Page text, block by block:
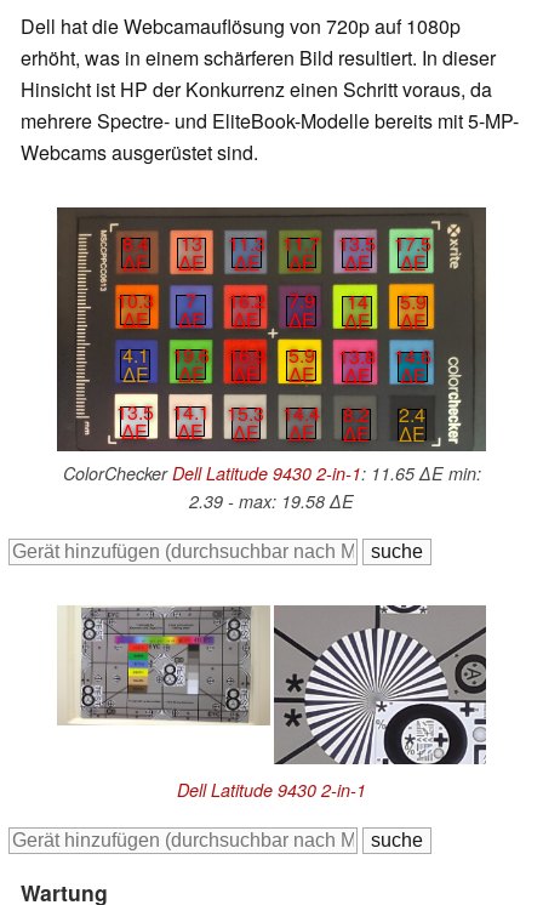
Dell hat die Webcamauflösung von 720p auf 1080p
erhöht, was in einem schärferen Bild resultiert. In dieser
Hinsicht ist HP der Konkurrenz einen Schritt voraus, da
mehrere Spectre- und EliteBook-Modelle bereits mit 5-MP-
Webcams ausgerüstet sind.
8.4
∆E
13
∆E
11.3
∆E
11.7
∆E
13.5
∆E
17.5
∆E
10.3
∆E
7
∆E
16.2
∆E
7.9
∆E
14
∆E
5.9
∆E
4.1
∆E
19.6
∆E
16.9
∆E
5.9
∆E
13.8
∆E
14.6
∆E
13.5
∆E
14.1
∆E
15.3
∆E
14.4
∆E
8.2
∆E
2.4
∆E
ColorCheckerDell Latitude 9430 2-in-1: 11.65 ∆E min:
2.39 - max: 19.58 ∆E
Dell Latitude 9430 2-in-1
Wartung